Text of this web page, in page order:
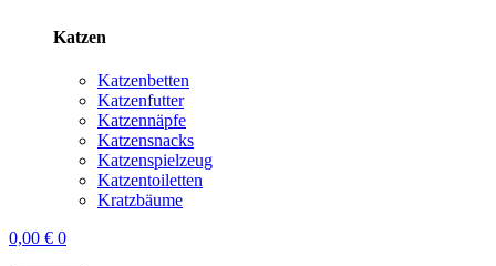
Katzen
Katzenbetten
Katzenfutter
Katzennäpfe
Katzensnacks
Katzenspielzeug
Katzentoiletten
Kratzbäume
0,00 € 0